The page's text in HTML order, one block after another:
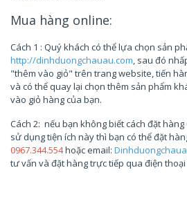
Mua hàng online:
Cách 1 : Quý khách có thể lựa chọn sản
http://dinhduongchauau.com , sau đó
"thêm vào giỏ" trên trang website, tiến
và có thể quay lại chọn thêm sản phẩm
vào giỏ hàng của bạn.
Cách 2: nếu bạn không biết cách đặt
sử dụng tiện ích này thì bạn có thể đặt
0967.344.554hoặc email:
tư vấn và đặt hàng trực tiếp qua điện thoại